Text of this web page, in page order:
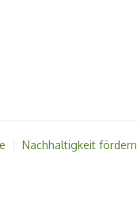
Nachhaltigkeit fördern